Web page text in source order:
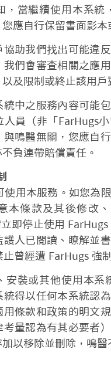
，當繼續使用本系
應自行保留書面影
協助我們找出可能違
我們會審查相關之應
及限制或終止該用
統中之服務內容可能
人員（非「FarHugs
與鳴醫無關，您應自
負連帶賠償責任。
使用本服務。如您為
本條款及其後修改
即停止使用
護人已閱讀、瞭解並
曾經遭 FarHugs 強
安裝或其他使用本
統得以任何本系統認
用條款和政策的明文
考量認為有其必要者
以移除並刪除，鳴醫